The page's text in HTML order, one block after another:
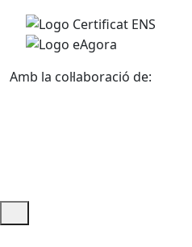
Amb la col·laboració de:
Ajuda i accés ràpid